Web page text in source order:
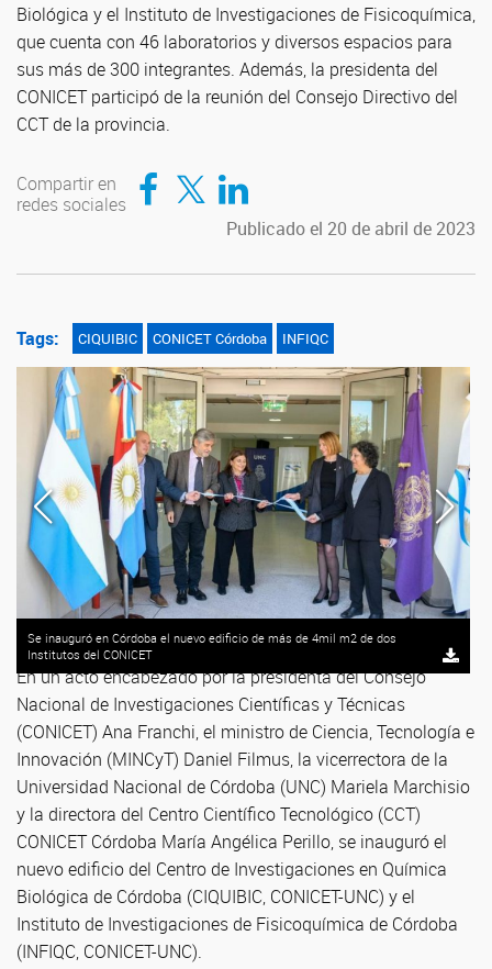
Biológica y el Instituto de Investigaciones de Fisicoquímica,
que cuenta con 46 laboratorios y diversos espacios para
sus más de 300 integrantes. Además, la presidenta del
CONICET participó de la reunión del Consejo Directivo del
CCT de la provincia.
Compartir en
redes sociales
Compartir en Facebook
Compartir en TwitterCompartir en LinkedIn
Publicado el 20 de abril de 2023
Tags: CIQUIBIC CONICET Córdoba INFIQC
Se inauguró en Córdoba el nuevo edificio de más de 4mil m2 de dos
Institutos del CONICET
En un acto encabezado por la presidenta del Consejo
Nacional de Investigaciones Científicas y Técnicas
(CONICET) Ana Franchi, el ministro de Ciencia, Tecnología e
Innovación (MINCyT) Daniel Filmus, la vicerrectora de la
Universidad Nacional de Córdoba (UNC) Mariela Marchisio
y la directora del Centro Científico Tecnológico (CCT)
CONICET Córdoba María Angélica Perillo, se inauguró el
nuevo edificio del Centro de Investigaciones en Química
Biológica de Córdoba (CIQUIBIC, CONICET-UNC) y el
Instituto de Investigaciones de Fisicoquímica de Córdoba
(INFIQC, CONICET-UNC).